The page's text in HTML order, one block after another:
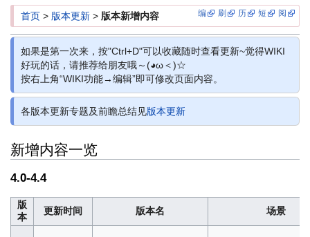
导
搜
编 刷 历 短 阅
首页 > 版本更新 > 版本新增内容
如果是第一次来，按"Ctrl+D"可以收藏随时查看更新~觉得WIKI
好玩的话，请推荐给朋友哦～(◕ω＜)☆
按右上角“WIKI功能→编辑”即可修改页面内容。
各版本更新专题及前瞻总结见版本更新
新增内容一览
4.0-4.4
版
本
更新时间 版本名 场景